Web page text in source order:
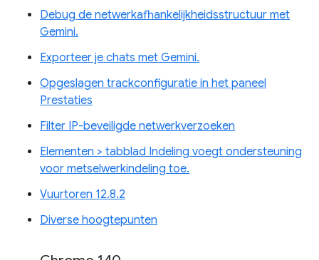
Debug de netwerkafhankelijkheidsstructuur met
Gemini.
Exporteer je chats met Gemini.
Opgeslagen trackconfiguratie in het paneel
Prestaties
Filter IP-beveiligde netwerkverzoeken
Elementen > tabblad Indeling voegt ondersteuning
voor metselwerkindeling toe.
Vuurtoren 12.8.2
Diverse hoogtepunten